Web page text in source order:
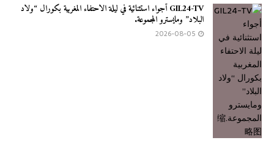
GIL24-TV أجواء استثنائية في ليلة الاحتفاء المغربية بكورال “ولاد
البلاد” ومايسترو المجموعة.
2026-08-05